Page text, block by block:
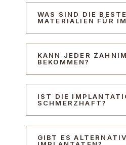
WAS SIND DIE
MATERIALIEN FÜR
KANN JEDER
BEKOMMEN?
IST DIE
SCHMERZHAFT?
GIBT ES